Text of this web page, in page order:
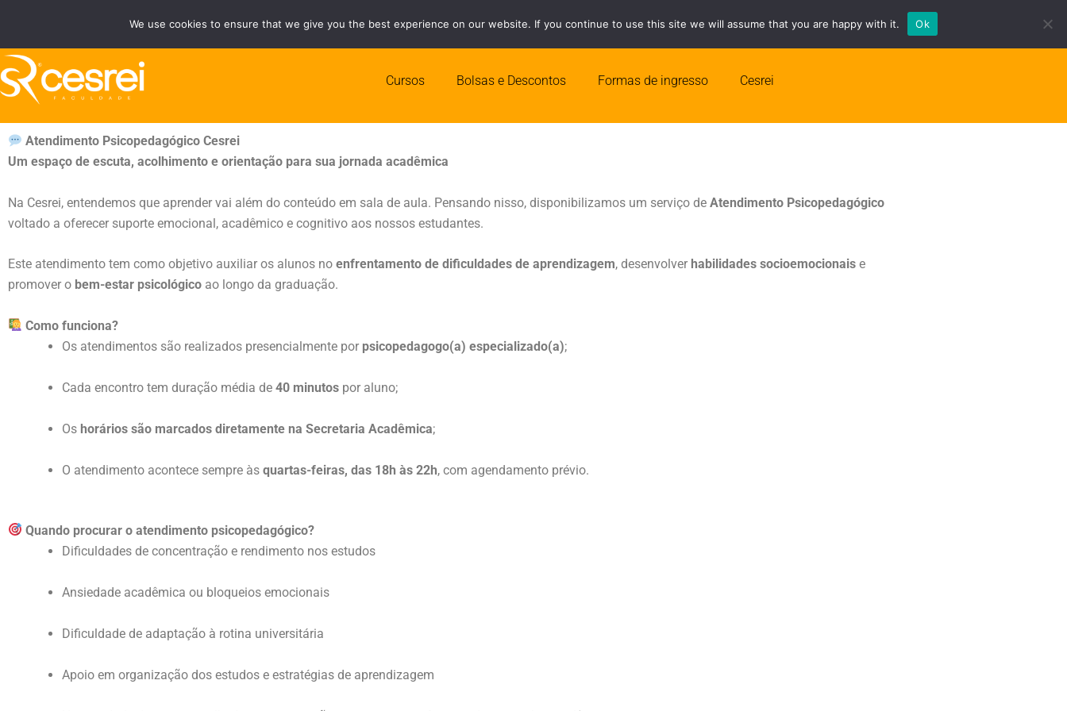
o
conteúdo
Área do Área do Aluno/Professor Quero ser Cesrei
Cursos Bolsas e Descontos Formas de ingresso Cesrei
Atendimento Psicopedagógico Cesrei
Um espaço de escuta, acolhimento e orientação para sua jornada acadêmica
Na Cesrei, entendemos que aprender vai além do conteúdo em sala de aula. Pensando nisso, disponibilizamos um serviço de Atendimento Psicopedagógico
voltado a oferecer suporte emocional, acadêmico e cognitivo aos nossos estudantes.
Este atendimento tem como objetivo auxiliar os alunos no enfrentamento de dificuldades de aprendizagem, desenvolver habilidades socioemocionais e
promover o bem-estar psicológico ao longo da graduação.
Como funciona?
Os atendimentos são realizados presencialmente por psicopedagogo(a) especializado(a);
Cada encontro tem duração média de 40 minutos por aluno;
Os horários são marcados diretamente na Secretaria Acadêmica;
O atendimento acontece sempre às quartas-feiras, das 18h às 22h, com agendamento prévio.
Quando procurar o atendimento psicopedagógico?
Dificuldades de concentração e rendimento nos estudos
Ansiedade acadêmica ou bloqueios emocionais
Dificuldade de adaptação à rotina universitária
Apoio em organização dos estudos e estratégias de aprendizagem
We use cookies to ensure that we give you the best experience on our website. If you continue to use this site we will assume that you are happy with it. Ok